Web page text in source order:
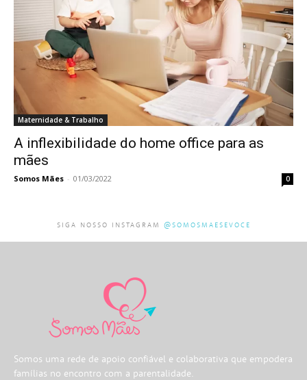
Maternidade & Trabalho
A inflexibilidade do home office para as
mães
Somos Mães - 01/03/2022 0
SIGA NOSSO INSTAGRAM @SOMOSMAESEVOCE
Somos uma rede de apoio confiável e colaborativa que empodera
famílias no encontro com a parentalidade.